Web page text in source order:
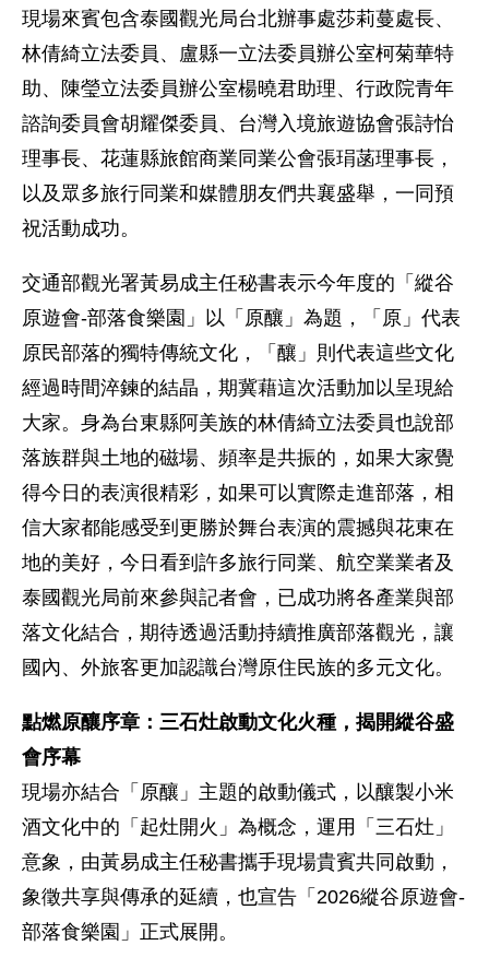
現場來賓包含泰國觀光局台北辦事處莎莉蔓處長、
林倩綺立法委員、盧縣一立法委員辦公室柯菊華特
助、陳瑩立法委員辦公室楊曉君助理、行政院青年
諮詢委員會胡耀傑委員、台灣入境旅遊協會張詩怡
理事長、花蓮縣旅館商業同業公會張琄菡理事長，
以及眾多旅行同業和媒體朋友們共襄盛舉，一同預
祝活動成功。
交通部觀光署黃易成主任秘書表示今年度的「縱谷
原遊會-部落食樂園」以「原釀」為題，「原」代表
原民部落的獨特傳統文化，「釀」則代表這些文化
經過時間淬鍊的結晶，期冀藉這次活動加以呈現給
大家。身為台東縣阿美族的林倩綺立法委員也說部
落族群與土地的磁場、頻率是共振的，如果大家覺
得今日的表演很精彩，如果可以實際走進部落，相
信大家都能感受到更勝於舞台表演的震撼與花東在
地的美好，今日看到許多旅行同業、航空業業者及
泰國觀光局前來參與記者會，已成功將各產業與部
落文化結合，期待透過活動持續推廣部落觀光，讓
國內、外旅客更加認識台灣原住民族的多元文化。
點燃原釀序章：三石灶啟動文化火種，揭開縱谷盛
會序幕
現場亦結合「原釀」主題的啟動儀式，以釀製小米
酒文化中的「起灶開火」為概念，運用「三石灶」
意象，由黃易成主任秘書攜手現場貴賓共同啟動，
象徵共享與傳承的延續，也宣告「2026縱谷原遊會-
部落食樂園」正式展開。